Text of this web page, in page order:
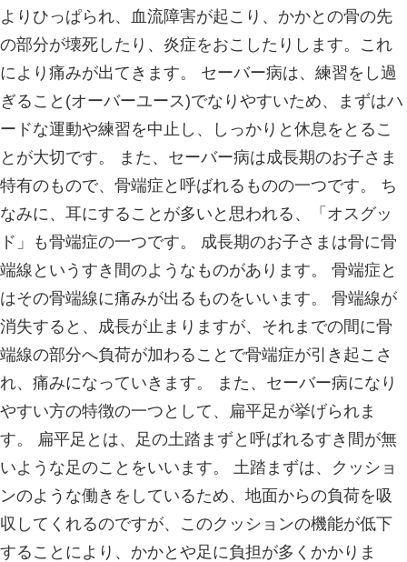
しかし、きつく圧迫しすぎると血流
起こす危険性があるため、しびれを
変色してきたら、すぐに緩めて下さ
（Elevation） 怪我をしたところを心
します。血液が心臓に流れやすくす
出血による腫れを防ぐことができま
布団やクッションを敷くと良いです
おくと、コンパートメント症候群と
可能性があります。 応急処置を行っ
ぐにご連絡ください。 独自の治療法
ートいたします！ 肉離れは筋肉の疲
ものなので、定期的なメンテナンス
い！
中之口いのまた接骨院